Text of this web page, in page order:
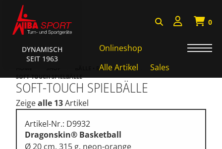
DYNAMISCH
SEIT 1963
0
Onlineshop
Alle Artikel
Sales
AKTIONEN • WIBA SPORT
Badminton • Faustball
Cube Sports
BÄLLE • BALLZUBEHÖR
SOFT-TOUCH SPIELBÄLLE
SOFT-TOUCH SPIELBÄLLE
Zeigealle 13Artikel
Artikel-Nr.: D9932
Dragonskin® Basketball
Ø 20 cm, 315 g, neon-orange